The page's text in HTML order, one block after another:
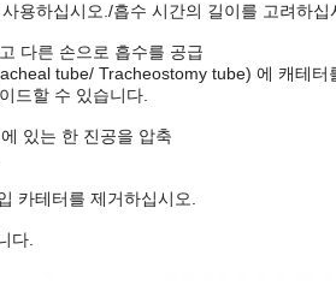
용하십시오./흡수 시간의 길이를 고려하십
다른 손으로 흡수를 공급
tube/ Tracheostomy tube) 에 캐테터
드할 수 있습니다.
있는 한 진공을 압축
카테터를 제거하십시오.
다.